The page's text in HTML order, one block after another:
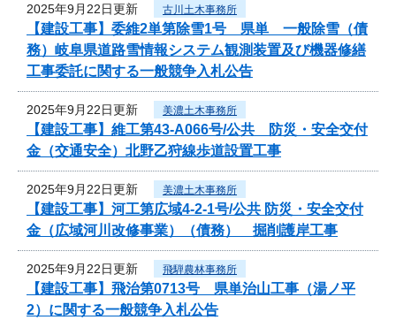
2025年9月22日更新 古川土木事務所
【建設工事】委維2単第除雪1号 県単 一般除雪（債
務）岐阜県道路雪情報システム観測装置及び機器修繕
工事委託に関する一般競争入札公告
2025年9月22日更新 美濃土木事務所
【建設工事】維工第43-A066号/公共 防災・安全交付
金（交通安全）北野乙狩線歩道設置工事
2025年9月22日更新 美濃土木事務所
【建設工事】河工第広域4-2-1号/公共 防災・安全交付
金（広域河川改修事業）（債務） 掘削護岸工事
2025年9月22日更新 飛騨農林事務所
【建設工事】飛治第0713号 県単治山工事（湯ノ平
2）に関する一般競争入札公告